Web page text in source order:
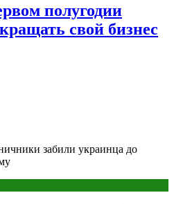
полугодии
свой бизнес
забили украинца до